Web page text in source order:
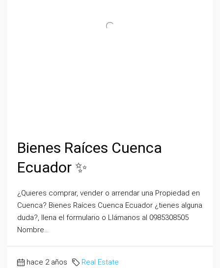
Bienes Raíces Cuenca
Ecuador ✨
¿Quieres comprar, vender o arrendar una Propiedad en
Cuenca? Bienes Raíces Cuenca Ecuador ¿tienes alguna
duda?, llena el formulario o Llámanos al 0985308505
Nombre...
hace 2 años Real Estate